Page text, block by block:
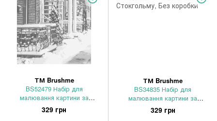
ТМ Brushme
BS52479 Набір для
малювання картини за
номерами Зимовий затишок,
Без коробки
329 грн
ТМ Brushme
BS34835 Набір для
малювання картини за
номерами Відображення
Стокгольму, Без коробки
329 грн